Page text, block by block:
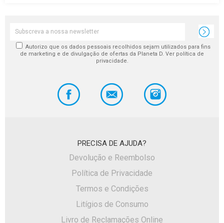
Autorizo que os dados pessoais recolhidos sejam utilizados para fins
de marketing e de divulgação de ofertas da Planeta D. Ver política de
privacidade.
PRECISA DE AJUDA?
Devolução e Reembolso
Política de Privacidade
Termos e Condições
Litígios de Consumo
Livro de Reclamações Online